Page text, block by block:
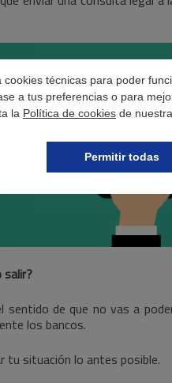
cookies técnicas para poder
a tus preferencias o para
la Política de cookies de
Permitir todas
salir?
de que no vas a
los bancos.
tu situación lo antes posible.